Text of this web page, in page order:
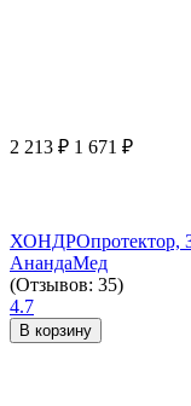
2 213 ₽ 1 671 ₽
ХОНДРОпротектор,
АнандаМед
(Отзывов: 35)
4.7
В корзину